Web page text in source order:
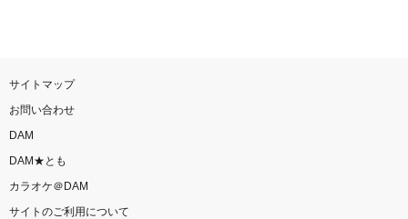
サイトマップ
お問い合わせ
DAM
DAM★とも
カラオケ＠DAM
サイトのご利用について